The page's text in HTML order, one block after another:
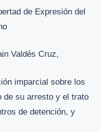
de Expresión del
Valdés Cruz,
imparcial sobre los
de su arresto y el trato
de detención, y